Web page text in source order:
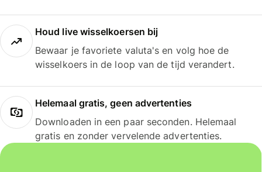
Houd live wisselkoersen bij
Bewaar je favoriete valuta's en volg hoe de
wisselkoers in de loop van de tijd verandert.
Helemaal gratis, geen advertenties
Downloaden in een paar seconden. Helemaal
gratis en zonder vervelende advertenties.